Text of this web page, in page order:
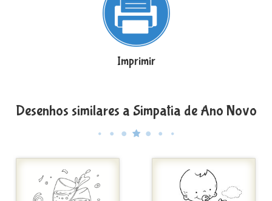
Imprimir
Desenhos similares a Simpatia de Ano Novo